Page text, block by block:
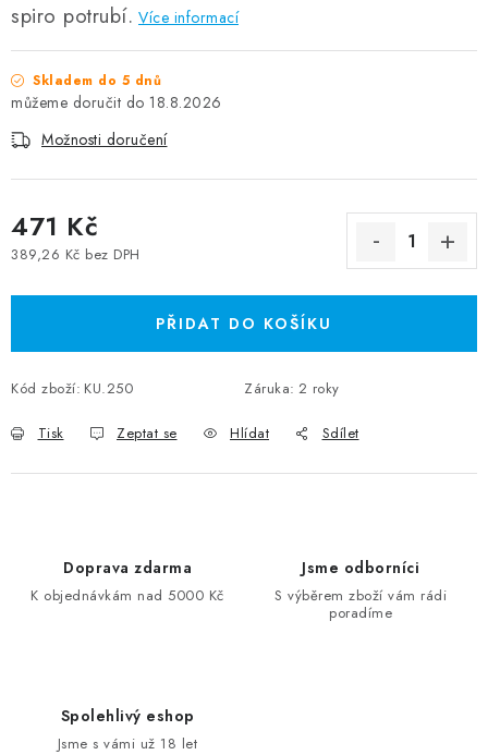
spiro potrubí. Více informací
Skladem do 5 dnů
18.8.2026
Možnosti doručení
471 Kč
389,26 Kč bez DPH
PŘIDAT DO KOŠÍKU
Kód zboží: KU.250 Záruka: 2 roky
Tisk Zeptat se Hlídat Sdílet
Doprava zdarma
K objednávkám nad 5000 Kč
Jsme odborníci
S výběrem zboží vám rádi
poradíme
Spolehlivý eshop
Jsme s vámi už 18 let